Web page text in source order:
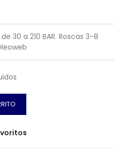
30 a 210 BAR. Roscas 3-8